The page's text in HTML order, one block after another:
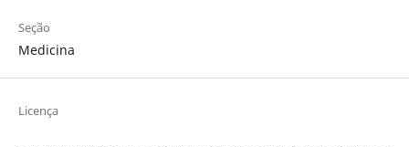
Seção
Medicina
Licença